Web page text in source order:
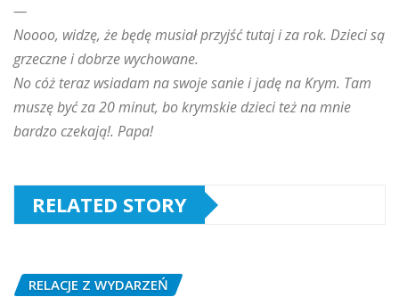
—
Noooo, widzę, że będę musiał przyjść tutaj i za rok. Dzieci są
grzeczne i dobrze wychowane.
No cóż teraz wsiadam na swoje sanie i jadę na Krym. Tam
muszę być za 20 minut, bo krymskie dzieci też na mnie
bardzo czekają!. Papa!
RELATED STORY
RELACJE Z WYDARZEŃ